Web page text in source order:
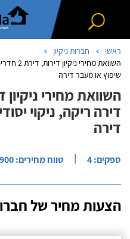
ראשי
חברות ניקיון
השוואת
שיפוץ או מעבר דירה
דירה ריקה, ניקוי
דירה
ספקים: 4 | טווח מחירים: ₪650-900
הצעות מחיר של